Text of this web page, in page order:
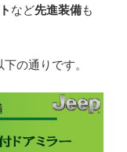
など先進装備も
下の通りです。